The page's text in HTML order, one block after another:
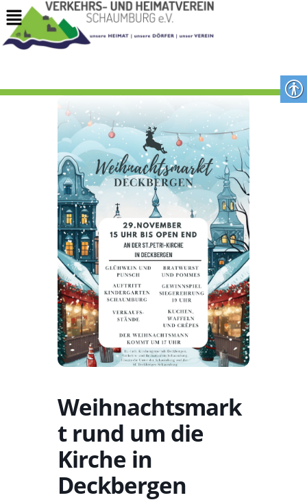
Weihnachtsmark
t rund um die
Kirche in
Deckbergen